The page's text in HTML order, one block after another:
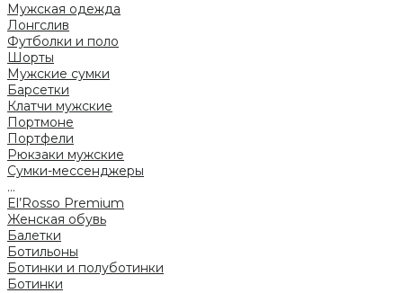
Мужская одежда
Лонгслив
Футболки и поло
Шорты
Мужские сумки
Барсетки
Клатчи мужские
Портмоне
Портфели
Рюкзаки мужские
Сумки-мессенджеры
...
El’Rosso Premium
Женская обувь
Балетки
Ботильоны
Ботинки и полуботинки
Ботинки